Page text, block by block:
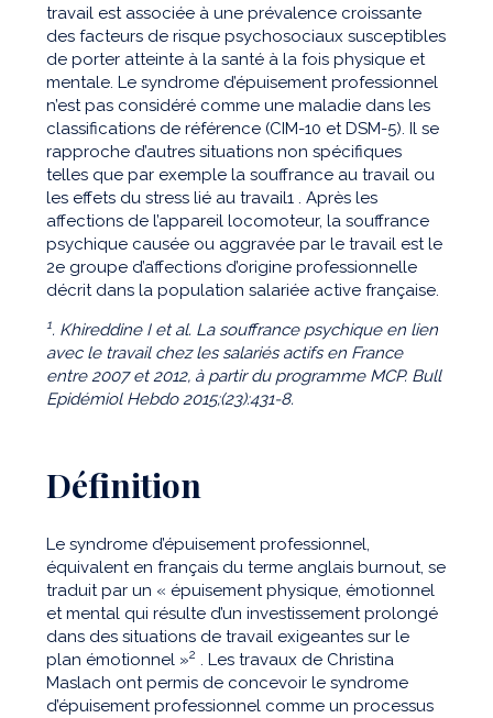
travail est associée à une prévalence croissante
des facteurs de risque psychosociaux susceptibles
de porter atteinte à la santé à la fois physique et
mentale. Le syndrome d’épuisement professionnel
n’est pas considéré comme une maladie dans les
classifications de référence (CIM-10 et DSM-5). Il se
rapproche d’autres situations non spécifiques
telles que par exemple la souffrance au travail ou
les effets du stress lié au travail1 . Après les
affections de l’appareil locomoteur, la souffrance
psychique causée ou aggravée par le travail est le
2e groupe d’affections d’origine professionnelle
décrit dans la population salariée active française.
1. Khireddine I et al. La souffrance psychique en lien
avec le travail chez les salariés actifs en France
entre 2007 et 2012, à partir du programme MCP. Bull
Epidémiol Hebdo 2015;(23):431-8.
Définition
Le syndrome d’épuisement professionnel,
équivalent en français du terme anglais burnout, se
traduit par un « épuisement physique, émotionnel
et mental qui résulte d’un investissement prolongé
dans des situations de travail exigeantes sur le
plan émotionnel »2 . Les travaux de Christina
Maslach ont permis de concevoir le syndrome
d’épuisement professionnel comme un processus